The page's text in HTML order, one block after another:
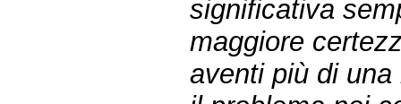
significativa
maggiore
aventi più di